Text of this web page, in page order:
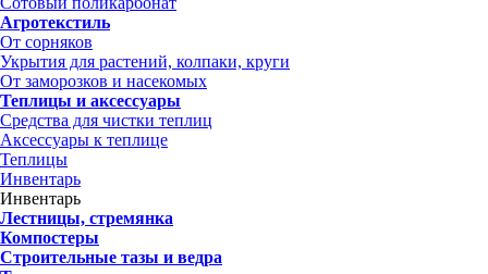
Агротекстиль
От сорняков
Укрытия для растений, колпаки, круги
От заморозков и насекомых
Теплицы и аксессуары
Средства для чистки теплиц
Аксессуары к теплице
Теплицы
Инвентарь
Инвентарь
Лестницы, стремянка
Компостеры
Строительные тазы и ведра